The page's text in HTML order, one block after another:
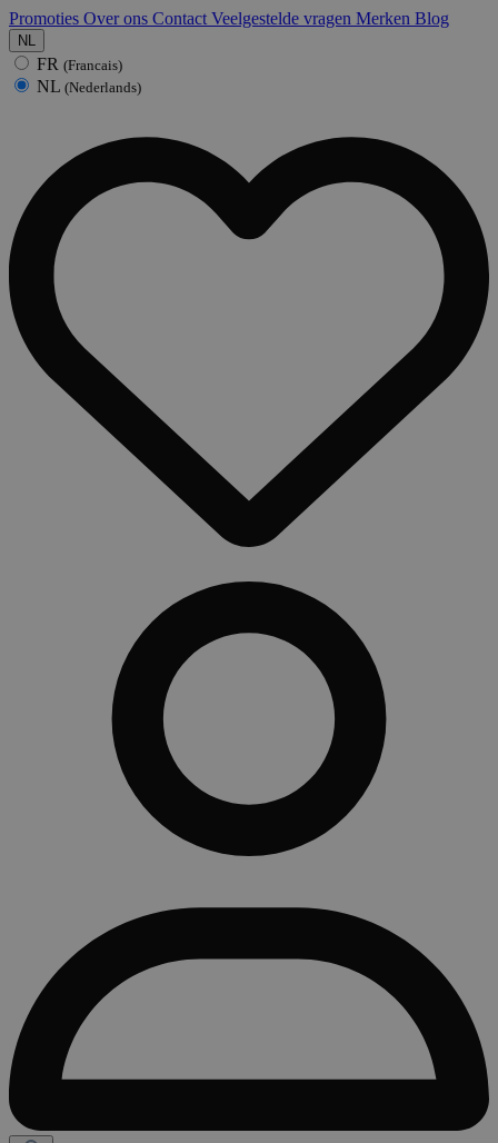
Promoties Over ons Contact Veelgestelde vragen Merken Blog
NL
FR (Francais)
NL (Nederlands)